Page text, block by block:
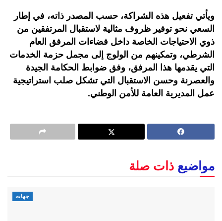
ويأتي تفعيل هذه الشراكة، حسب المصدر ذاته، في إطار
السعي نحو توفير ظروف مثالية لاستقبال المرتفقين من
ذوي الاحتياجات الخاصة داخل فضاءات المرفق العام
الشرطي، وتمكينهم من الولوج إلى مجمل حزمة الخدمات
التي يقدمها هذا المرفق، وفق ضوابط الحكامة الجيدة
والعصرنة وحسن الاستقبال التي تشكل صلب استراتيجية
عمل المديرية العامة للأمن الوطني.
مواضيع ذات صلة
جهات